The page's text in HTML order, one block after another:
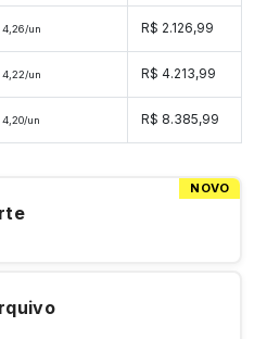
4,26/un R$ 2.126,99
4,22/un R$ 4.213,99
4,20/un R$ 8.385,99
NOVO